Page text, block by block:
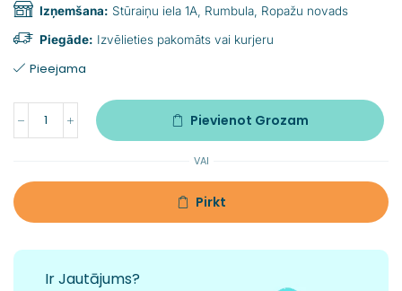
Izņemšana: Stūraiņu iela 1A, Rumbula, Ropažu novads
Piegāde: Izvēlieties pakomāts vai kurjeru
Pieejama
Pievienot Grozam
VAI
Pirkt
Ir Jautājums?